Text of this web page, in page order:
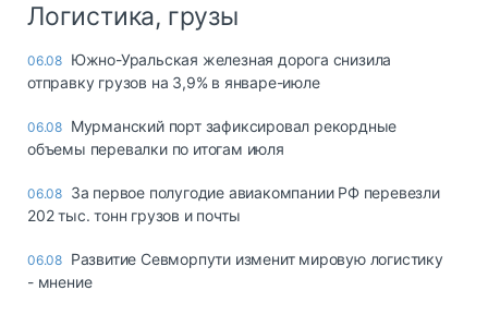
Логистика, грузы
06.08 Южно-Уральская железная дорога снизила
отправку грузов на 3,9% в январе-июле
06.08 Мурманский порт зафиксировал рекордные
объемы перевалки по итогам июля
06.08 За первое полугодие авиакомпании РФ перевезли
202 тыс. тонн грузов и почты
06.08 Развитие Севморпути изменит мировую логистику
- мнение